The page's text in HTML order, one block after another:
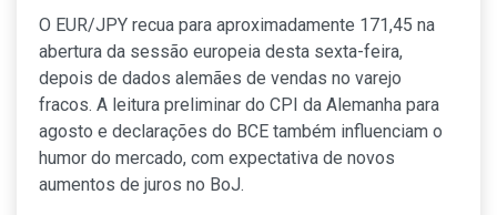
O EUR/JPY recua para aproximadamente 171,45 na
abertura da sessão europeia desta sexta-feira,
depois de dados alemães de vendas no varejo
fracos. A leitura preliminar do CPI da Alemanha para
agosto e declarações do BCE também influenciam o
humor do mercado, com expectativa de novos
aumentos de juros no BoJ.